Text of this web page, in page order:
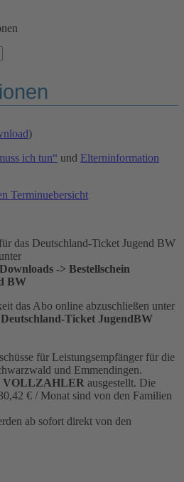
)
ich tun“ und Elterninformation
Terminuebersicht
das Deutschland-Ticket Jugend BW
-> Bestellschein
BW
das Abo online abzuschließen unter
Ticket JugendBW
für Leistungsempfänger für die
und Emmendingen.
VOLLZAHLER ausgestellt. Die
€ / Monat sind von den Familien
ab sofort direkt von den